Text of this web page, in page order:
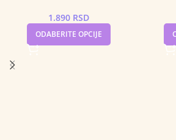
1.890 RSD
ODABERITE OPCIJE